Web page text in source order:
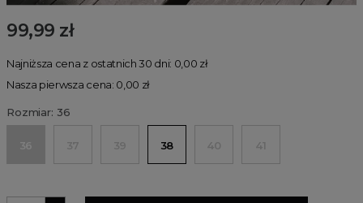
99,99 zł
Najniższa cena z ostatnich 30 dni: 0,00 zł
Nasza pierwsza cena: 0,00 zł
Rozmiar: 36
36 37 39 38 40 41